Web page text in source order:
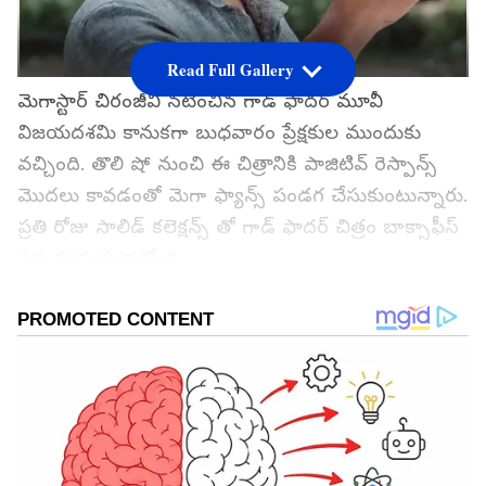
మెగాస్టార్ చిరంజీవి నటించిన గాడ్ ఫాదర్ మూవీ
విజయదశమి కానుకగా బుధవారం ప్రేక్షకుల ముందుకు
వచ్చింది. తొలి షో నుంచి ఈ చిత్రానికి పాజిటివ్ రెస్పాన్స్
మొదలు కావడంతో మెగా ఫ్యాన్స్ పండగ చేసుకుంటున్నారు.
ప్రతి రోజు సాలిడ్ కలెక్షన్స్ తో గాడ్ ఫాదర్ చిత్రం బాక్సాఫీస్
గూగుల్‌లో ఆసక్తికరమైన సమాచారం కోసం ఏసియానెట్ తెలుగు
ను మీ ఫ్రిఫర్డ్ సోర్స్ గా ఎంచుకోండి
Read Full Gallery